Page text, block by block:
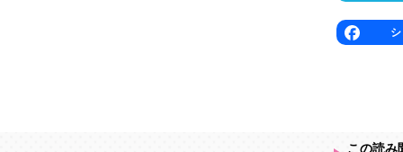
この読み